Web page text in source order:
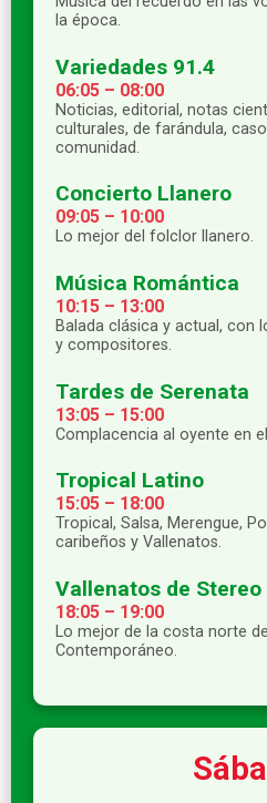
la época.
Variedades 91.4
06:05 – 08:00
Noticias, editorial, notas
culturales, de farándula,
comunidad.
Concierto Llanero
09:05 – 10:00
Lo mejor del folclor llanero.
Música Romántica
10:15 – 13:00
Balada clásica y actual, con
y compositores.
Tardes de Serenata
13:05 – 15:00
Complacencia al oyente en
Tropical Latino
15:05 – 18:00
Tropical, Salsa, Merengue,
caribeños y Vallenatos.
Vallenatos de Stereo
18:05 – 19:00
Lo mejor de la costa norte
Contemporáneo.